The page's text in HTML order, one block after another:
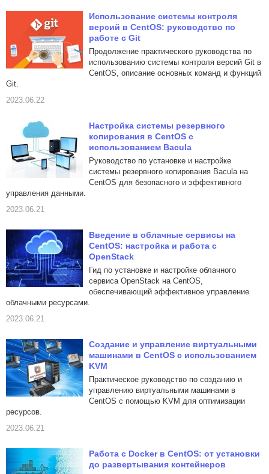
Использование системы контроля
версий в CentOS: руководство по
работе с Git
Продолжение практического руководства по
использованию системы контроля версий Git в
CentOS, описание основных команд и функций
Git.
2023.06.22
Настройка системы резервного
копирования в CentOS с
использованием Bacula
Руководство по установке и настройке
системы резервного копирования Bacula на
CentOS для безопасного и эффективного
управления данными.
2023.06.21
Введение в облачные сервисы на
CentOS: настройка и работа с
OpenStack
Гид по установке и настройке облачного
сервиса OpenStack на CentOS,
обеспечивающий эффективное управление
облачными ресурсами.
2023.06.21
Создание и управление виртуальными
машинами в CentOS с использованием
KVM
Практическое руководство по созданию и
управлению виртуальными машинами в
CentOS с помощью KVM для оптимизации
ресурсов.
2023.06.21
Работа с Docker в CentOS: от установки
до развертывания контейнеров